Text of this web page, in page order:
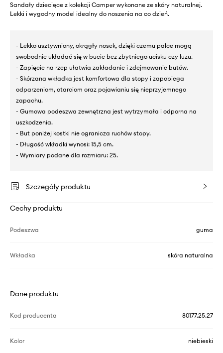
Sandały dziecięce z kolekcji Camper wykonane ze skóry naturalnej.
Lekki i wygodny model idealny do noszenia na co dzień.
- Lekko usztywniony, okrągły nosek, dzięki czemu palce mogą
swobodnie układać się w bucie bez zbytniego ucisku czy luzu.
- Zapięcie na rzep ułatwia zakładanie i zdejmowanie butów.
- Skórzana wkładka jest komfortowa dla stopy i zapobiega
odparzeniom, otarciom oraz pojawianiu się nieprzyjemnego
zapachu.
- Gumowa podeszwa zewnętrzna jest wytrzymała i odporna na
uszkodzenia.
- But poniżej kostki nie ogranicza ruchów stopy.
- Długość wkładki wynosi: 15,5 cm.
- Wymiary podane dla rozmiaru: 25.
Szczegóły produktu
Cechy produktu
Podeszwa guma
Wkładka skóra naturalna
Dane produktu
Kod producenta 80177.25.27
Kolor niebieski